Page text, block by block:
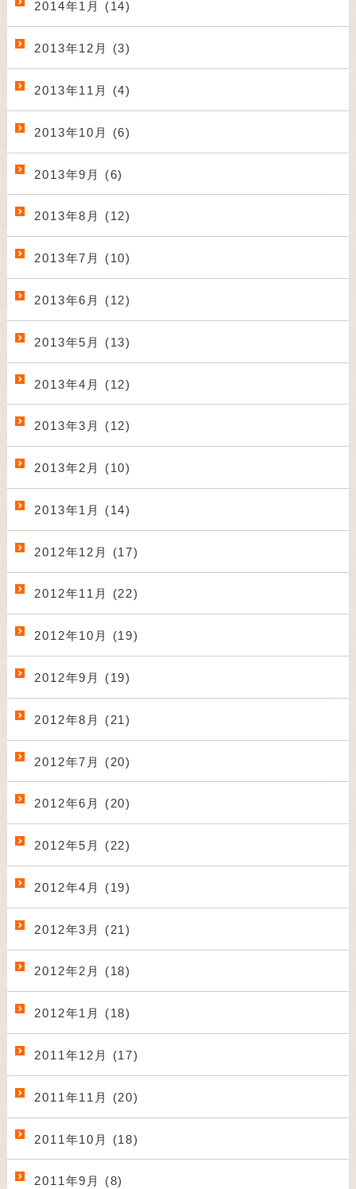
2014年1月 (14)
2013年12月 (3)
2013年11月 (4)
2013年10月 (6)
2013年9月 (6)
2013年8月 (12)
2013年7月 (10)
2013年6月 (12)
2013年5月 (13)
2013年4月 (12)
2013年3月 (12)
2013年2月 (10)
2013年1月 (14)
2012年12月 (17)
2012年11月 (22)
2012年10月 (19)
2012年9月 (19)
2012年8月 (21)
2012年7月 (20)
2012年6月 (20)
2012年5月 (22)
2012年4月 (19)
2012年3月 (21)
2012年2月 (18)
2012年1月 (18)
2011年12月 (17)
2011年11月 (20)
2011年10月 (18)
2011年9月 (8)